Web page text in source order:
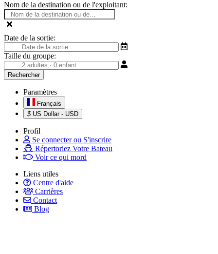
Nom de la destination ou de l'exploitant:
Date de la sortie:
Taille du groupe:
Paramètres
Français
$ US Dollar - USD
Profil
Se connecter ou S'inscrire
Répertoriez Votre Bateau
Voir ce qui mord
Liens utiles
Centre d'aide
Carrières
Contact
Blog